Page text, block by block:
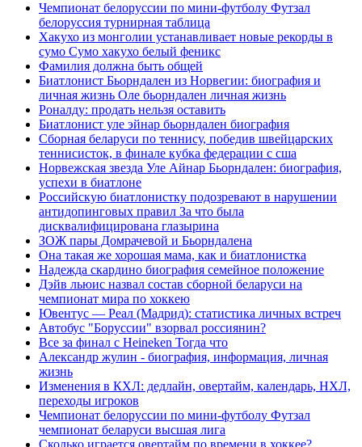
Чемпионат белоруссии по мини-футболу Футзал
белоруссия турнирная таблица
Хакухо из монголии устанавливает новые рекорды в
сумо Сумо хакухо белый феникс
Фамилия должна быть общей
Биатлонист Бьорндален из Норвегии: биография и
личная жизнь Оле бьорндален личная жизнь
Роналду: продать нельзя оставить
Биатлонист уле эйнар бьорндален биография
Сборная беларуси по теннису, победив швейцарских
теннисисток, в финале кубка федерации с сша
Норвежская звезда Уле Айнар Бьорндален: биография,
успехи в биатлоне
Российскую биатлонистку подозревают в нарушении
антидопинговых правил За что была
дисквалифицирована глазырина
ЗОЖ пары Домрачевой и Бьорндалена
Она такая же хорошая мама, как и биатлонистка
Надежда скардино биография семейное положение
Дэйв льюис назвал состав сборной беларуси на
чемпионат мира по хоккею
Ювентус — Реал (Мадрид): статистика личных встреч
Автобус "Боруссии" взорвал россиянин?
Все за финал с Heineken Тогда что
Александр жулин - биография, информация, личная
жизнь
Изменения в КХЛ: дедлайн, овертайм, календарь, НХЛ,
переходы игроков
Чемпионат белоруссии по мини-футболу Футзал
чемпионат беларуси высшая лига
Сколько играется овертайм по времени в хоккее?